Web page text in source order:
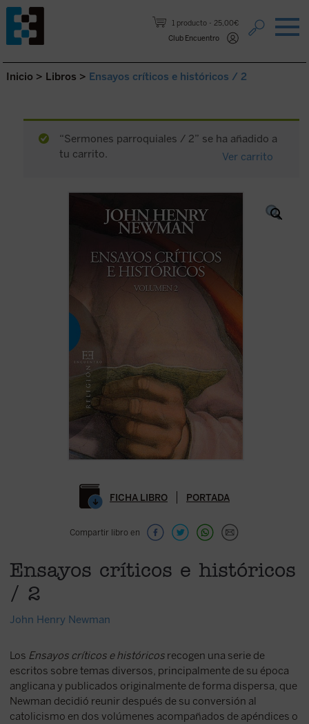
1 producto
25,00€
Club Encuentro
Saltar al contenido.
Inicio > Libros > Ensayos críticos e históricos / 2
“Sermones parroquiales / 2” se ha añadido a
tu carrito.
Ver carrito
FICHA LIBRO PORTADA
Compartir libro en
Ensayos críticos e históricos
/ 2
John Henry Newman
Los Ensayos críticos e históricosrecogen una serie de
escritos sobre temas diversos, principalmente de su época
anglicana y publicados originalmente de forma dispersa, que
Newman decidió reunir después de su conversión al
catolicismo en dos volúmenes acompañados de apéndices o